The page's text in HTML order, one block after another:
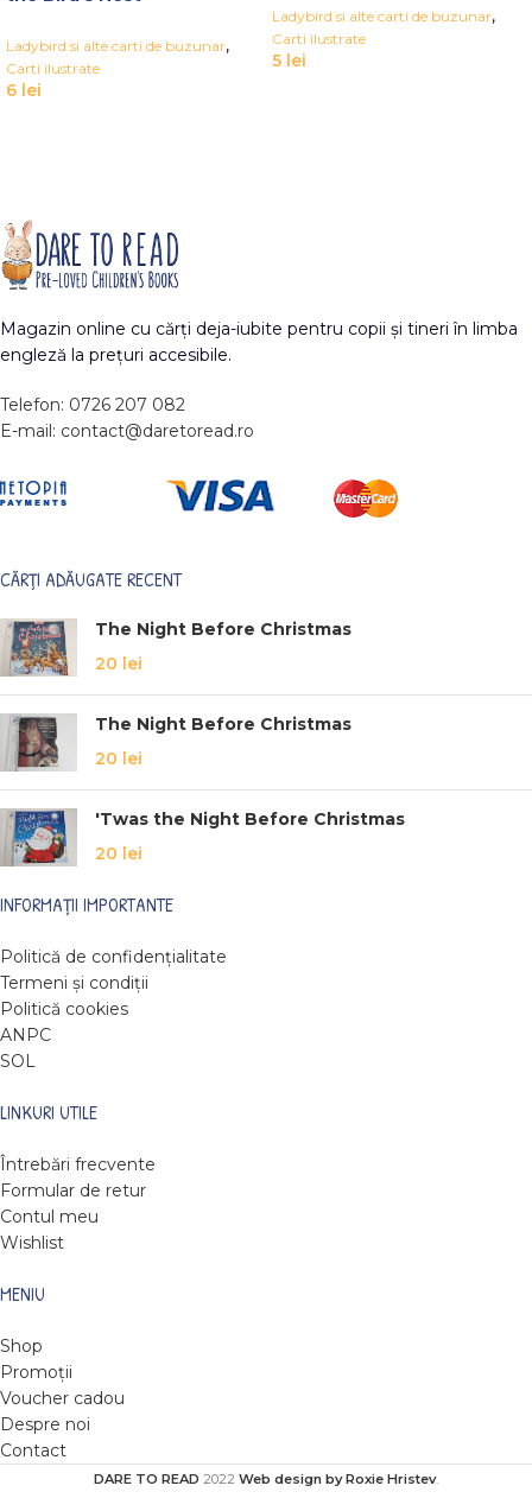
Ladybird si alte carti de buzunar,
Carti ilustrate
6 lei
Ladybird si alte carti de buzunar,
Carti ilustrate
5 lei
Magazin online cu cărți deja-iubite pentru copii și tineri în limba
engleză la prețuri accesibile.
Telefon: 0726 207 082
E-mail: contact@daretoread.ro
CĂRȚI ADĂUGATE RECENT
The Night Before Christmas
20 lei
The Night Before Christmas
20 lei
'Twas the Night Before Christmas
20 lei
INFORMAȚII IMPORTANTE
Politică de confidențialitate
Termeni și condiții
Politică cookies
ANPC
SOL
LINKURI UTILE
Întrebări frecvente
Formular de retur
Contul meu
Wishlist
MENIU
Shop
Promoții
Voucher cadou
Despre noi
Contact
DARE TO READ 2022 Web design by Roxie Hristev.